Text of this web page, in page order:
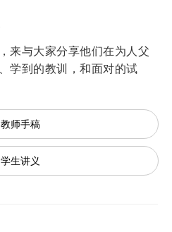
来与大家分享他们在为人父
学到的教训，和面对的试
教师手稿
学生讲义